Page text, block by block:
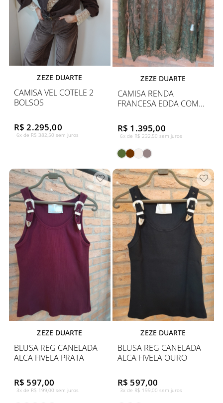
ZEZE DUARTE
CAMISA VEL COTELE 2
BOLSOS
R$ 2.295,00
6x de R$ 382,50 sem juros
ZEZE DUARTE
CAMISA RENDA
FRANCESA EDDA COM
R$ 1.395,00
6x de R$ 232,50 sem juros
ZEZE DUARTE
BLUSA REG CANELADA
ALCA FIVELA PRATA
R$ 597,00
3x de R$ 199,00 sem juros
ZEZE DUARTE
BLUSA REG CANELADA
ALCA FIVELA OURO
R$ 597,00
3x de R$ 199,00 sem juros